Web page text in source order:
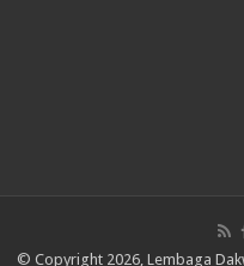
© Copyright 2026, Lembaga